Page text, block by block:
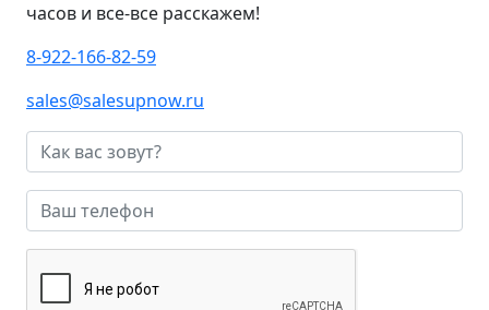
часов и все-все расскажем!
8-922-166-82-59
sales@salesupnow.ru